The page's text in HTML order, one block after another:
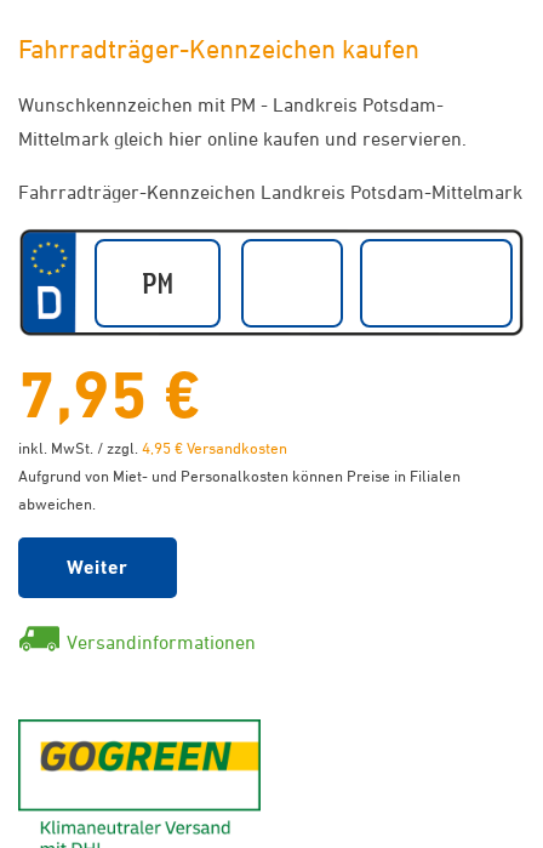
Fahrradträger-Kennzeichen kaufen
Wunschkennzeichen mit PM - Landkreis Potsdam-
Mittelmark gleich hier online kaufen und reservieren.
Fahrradträger-Kennzeichen Landkreis Potsdam-Mittelmark
7,95 €
inkl. MwSt. / zzgl.4,95 € Versandkosten
Aufgrund von Miet- und Personalkosten können Preise in Filialen
abweichen.
Weiter
Versandinformationen